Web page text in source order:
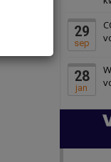
29
sep
28
jan
22
28